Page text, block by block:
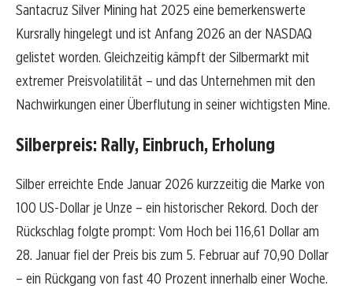
Santacruz Silver Mining hat 2025 eine bemerkenswerte
Kursrally hingelegt und ist Anfang 2026 an der NASDAQ
gelistet worden. Gleichzeitig kämpft der Silbermarkt mit
extremer Preisvolatilität – und das Unternehmen mit den
Nachwirkungen einer Überflutung in seiner wichtigsten Mine.
Silberpreis: Rally, Einbruch, Erholung
Silber erreichte Ende Januar 2026 kurzzeitig die Marke von
100 US-Dollar je Unze – ein historischer Rekord. Doch der
Rückschlag folgte prompt: Vom Hoch bei 116,61 Dollar am
28. Januar fiel der Preis bis zum 5. Februar auf 70,90 Dollar
– ein Rückgang von fast 40 Prozent innerhalb einer Woche.